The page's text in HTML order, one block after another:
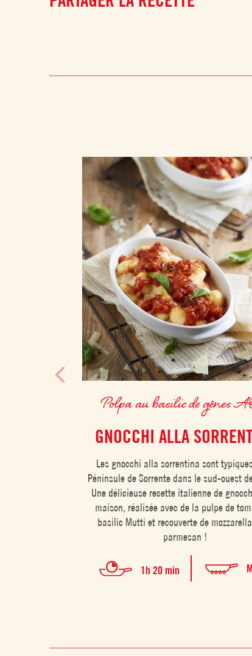
Polpa au basilic de gênes
GNOCCHI ALLA
Les gnocchi alla sorrentina sont
Péninsule de Sorrente dans le sud-ouest
Une délicieuse recette italienne de
maison, réalisée avec de la pulpe de
basilic Mutti et recouverte de
parmesan !
1h 20 min